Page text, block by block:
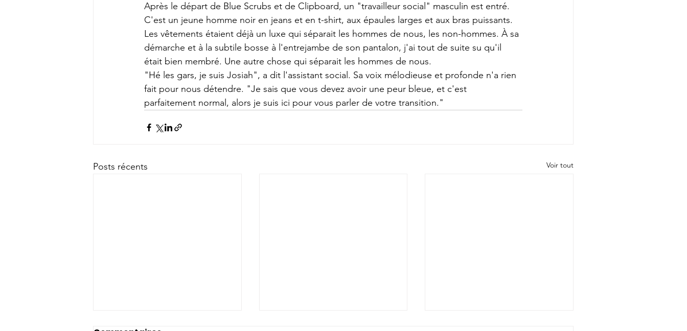
Après le départ de Blue Scrubs et de Clipboard, un "travailleur social" masculin est entré.
C'est un jeune homme noir en jeans et en t-shirt, aux épaules larges et aux bras puissants.
Les vêtements étaient déjà un luxe qui séparait les hommes de nous, les non-hommes. À sa
démarche et à la subtile bosse à l'entrejambe de son pantalon, j'ai tout de suite su qu'il
était bien membré. Une autre chose qui séparait les hommes de nous.
"Hé les gars, je suis Josiah", a dit l'assistant social. Sa voix mélodieuse et profonde n'a rien
fait pour nous détendre. "Je sais que vous devez avoir une peur bleue, et c'est
parfaitement normal, alors je suis ici pour vous parler de votre transition."
Posts récents Voir tout